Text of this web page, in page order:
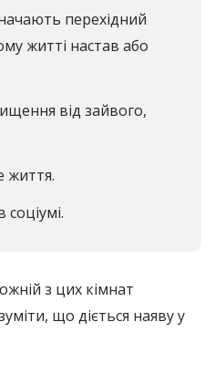
перехідний
житті настав або
від зайвого,
життя.
з цих кімнат
що діється наяву у